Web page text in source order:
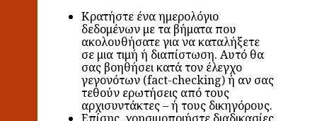
Κρατήστε ένα ημερολόγιο
δεδομένων με τα βήματα που
ακολουθήσατε για να καταλήξετε
σε μια τιμή ή διαπίστωση. Αυτό θα
σας βοηθήσει κατά τον έλεγχο
γεγονότων (fact-checking) ή αν σας
τεθούν ερωτήσεις από τους
αρχισυντάκτες – ή τους δικηγόρους.